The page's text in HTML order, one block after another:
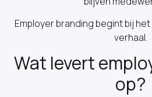
Employer branding begint bij
verhaal.
Wat levert
op?